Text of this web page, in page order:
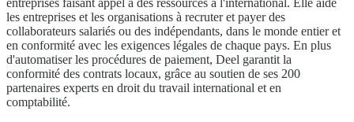
les entreprises et les organisations à recruter et payer des
collaborateurs salariés ou des indépendants, dans le monde entier et
en conformité avec les exigences légales de chaque pays. En plus
d'automatiser les procédures de paiement, Deel garantit la
conformité des contrats locaux, grâce au soutien de ses 200
partenaires experts en droit du travail international et en
comptabilité.